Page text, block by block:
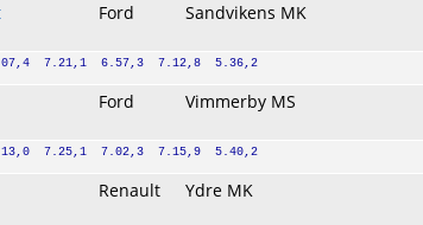
Ford Sandvikens MK
7.21,1  6.57,3  7.12,8  5.36,2
Ford Vimmerby MS
7.25,1  7.02,3  7.15,9  5.40,2
Renault Ydre MK